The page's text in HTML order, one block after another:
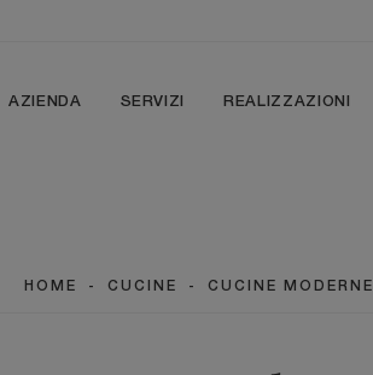
AZIENDA SERVIZI REALIZZAZIONI
HOME - CUCINE - CUCINE MODERNE